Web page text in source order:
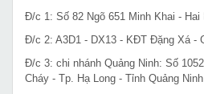
Đ/c 1: Số 82 Ngõ 651 Minh Khai - Hai
Đ/c 2: A3D1 - DX13 - KĐT Đặng Xá -
Đ/c 3: chi nhánh Quảng Ninh: Số
Cháy - Tp. Hạ Long - Tỉnh Quảng Ninh